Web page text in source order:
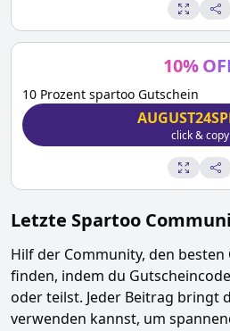
10%
10 Prozent spartoo Gutschein
click & copy
Letzte Spartoo
Hilf der Community, den besten
finden, indem du
oder teilst. Jeder Beitrag bringt
verwenden kannst, um